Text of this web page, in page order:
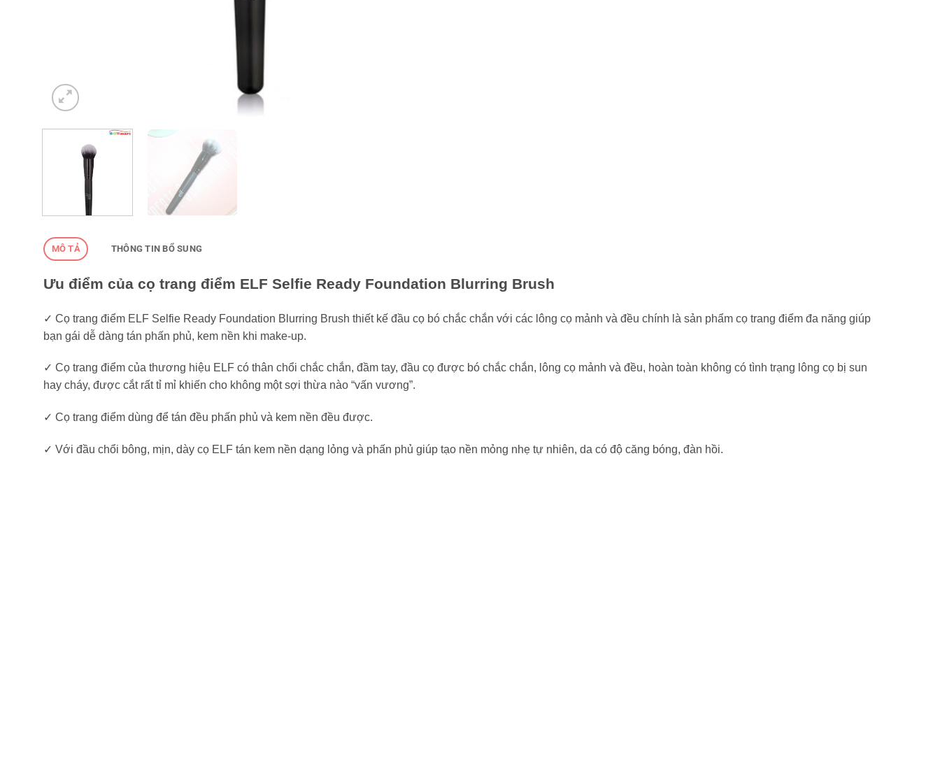
MÔ TẢ THÔNG TIN BỔ SUNG
Ưu điểm của cọ trang điểm ELF Selfie Ready Foundation Blurring Brush
✓ Cọ trang điểm ELF Selfie Ready Foundation Blurring Brush thiết kế đầu cọ bó chắc chắn với các lông cọ mảnh và đều chính là sản phẩm cọ trang điểm đa năng giúp
bạn gái dễ dàng tán phấn phủ, kem nền khi make-up.
✓ Cọ trang điểm của thương hiệu ELF có thân chổi chắc chắn, đầm tay, đầu cọ được bó chắc chắn, lông cọ mảnh và đều, hoàn toàn không có tình trạng lông cọ bị sun
hay cháy, được cắt rất tỉ mỉ khiến cho không một sợi thừa nào “vấn vương”.
✓ Cọ trang điểm dùng để tán đều phấn phủ và kem nền đều được.
✓ Với đầu chổi bông, mịn, dày cọ ELF tán kem nền dạng lỏng và phấn phủ giúp tạo nền mỏng nhẹ tự nhiên, da có độ căng bóng, đàn hồi.